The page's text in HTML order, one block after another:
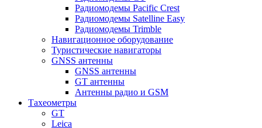
Радиомодемы Pacific Crest
Радиомодемы Satelline Easy
Радиомодемы Trimble
Навигационное оборудование
Туристические навигаторы
GNSS антенны
GNSS антенны
GT антенны
Антенны радио и GSM
Тахеометры
GT
Leica